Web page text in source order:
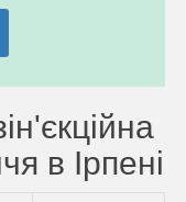
в Ірпені